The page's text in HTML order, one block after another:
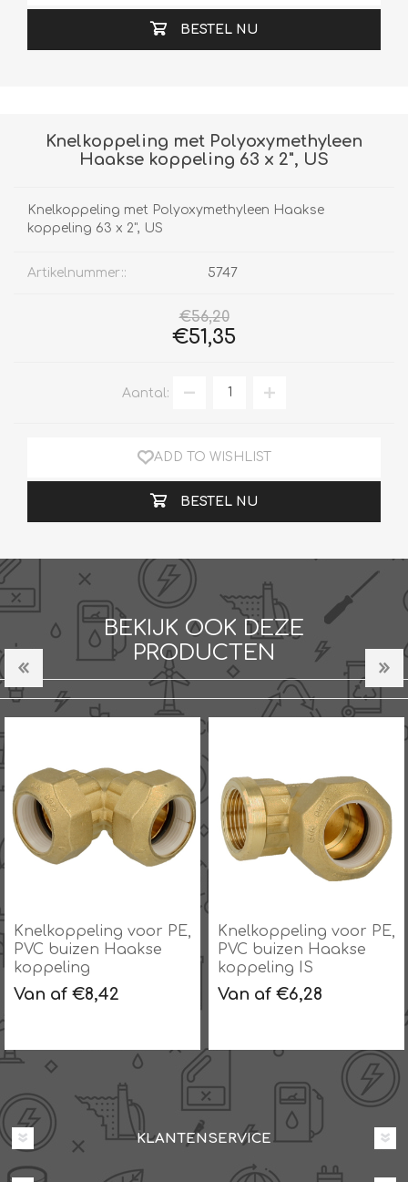
BESTEL NU
Knelkoppeling met Polyoxymethyleen
Haakse koppeling 63 x 2", US
Knelkoppeling met Polyoxymethyleen Haakse
koppeling 63 x 2", US
Artikelnummer:: 5747
€56,20
€51,35
Aantal:
ADD TO WISHLIST
BESTEL NU
BEKIJK OOK DEZE
PRODUCTEN
Knelkoppeling voor PE,
PVC buizen Haakse
koppeling
Van af €8,42
Knelkoppeling voor PE,
PVC buizen Haakse
koppeling IS
Van af €6,28
KLANTENSERVICE